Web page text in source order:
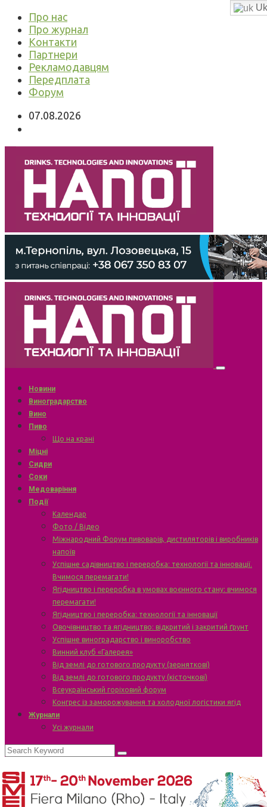
Про нас
Про журнал
Контакти
Партнери
Рекламодавцям
Передплата
Форум
07.08.2026
Новини
Виноградарство
Вино
Пиво
Що на крані
Міцні
Сидри
Соки
Медоваріння
Події
Календар
Фото / Відео
Міжнародний Форум пивоварів, дистиляторів і виробників
напоїв
Успішне садівництво і переробка: технології та інновації.
Вчимося перемагати!
Ягідництво і переробка в умовах воєнного стану: вчимося
перемагати!
Ягідництво і переробка: технології та інновації
Овочівництво та ягідництво: відкритий і закритий ґрунт
Успішне виноградарство і виноробство
Винний клуб «Галерея»
Від землі до готового продукту (зерняткові)
Від землі до готового продукту (кісточкові)
Всеукраїнський горіховий форум
Конгрес із заморожування та холодної логістики ягід
Журнали
Усі журнали